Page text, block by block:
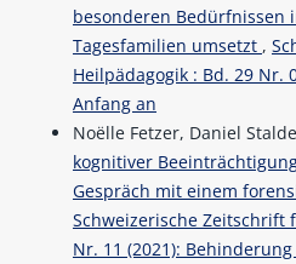
besonderen Bedürfnissen
Tagesfamilien umsetzt ,
Heilpädagogik : Bd. 29 Nr.
Anfang an
Noëlle Fetzer, Daniel
kognitiver
Gespräch mit einem
Schweizerische Zeitschrift
Nr. 11 (2021):